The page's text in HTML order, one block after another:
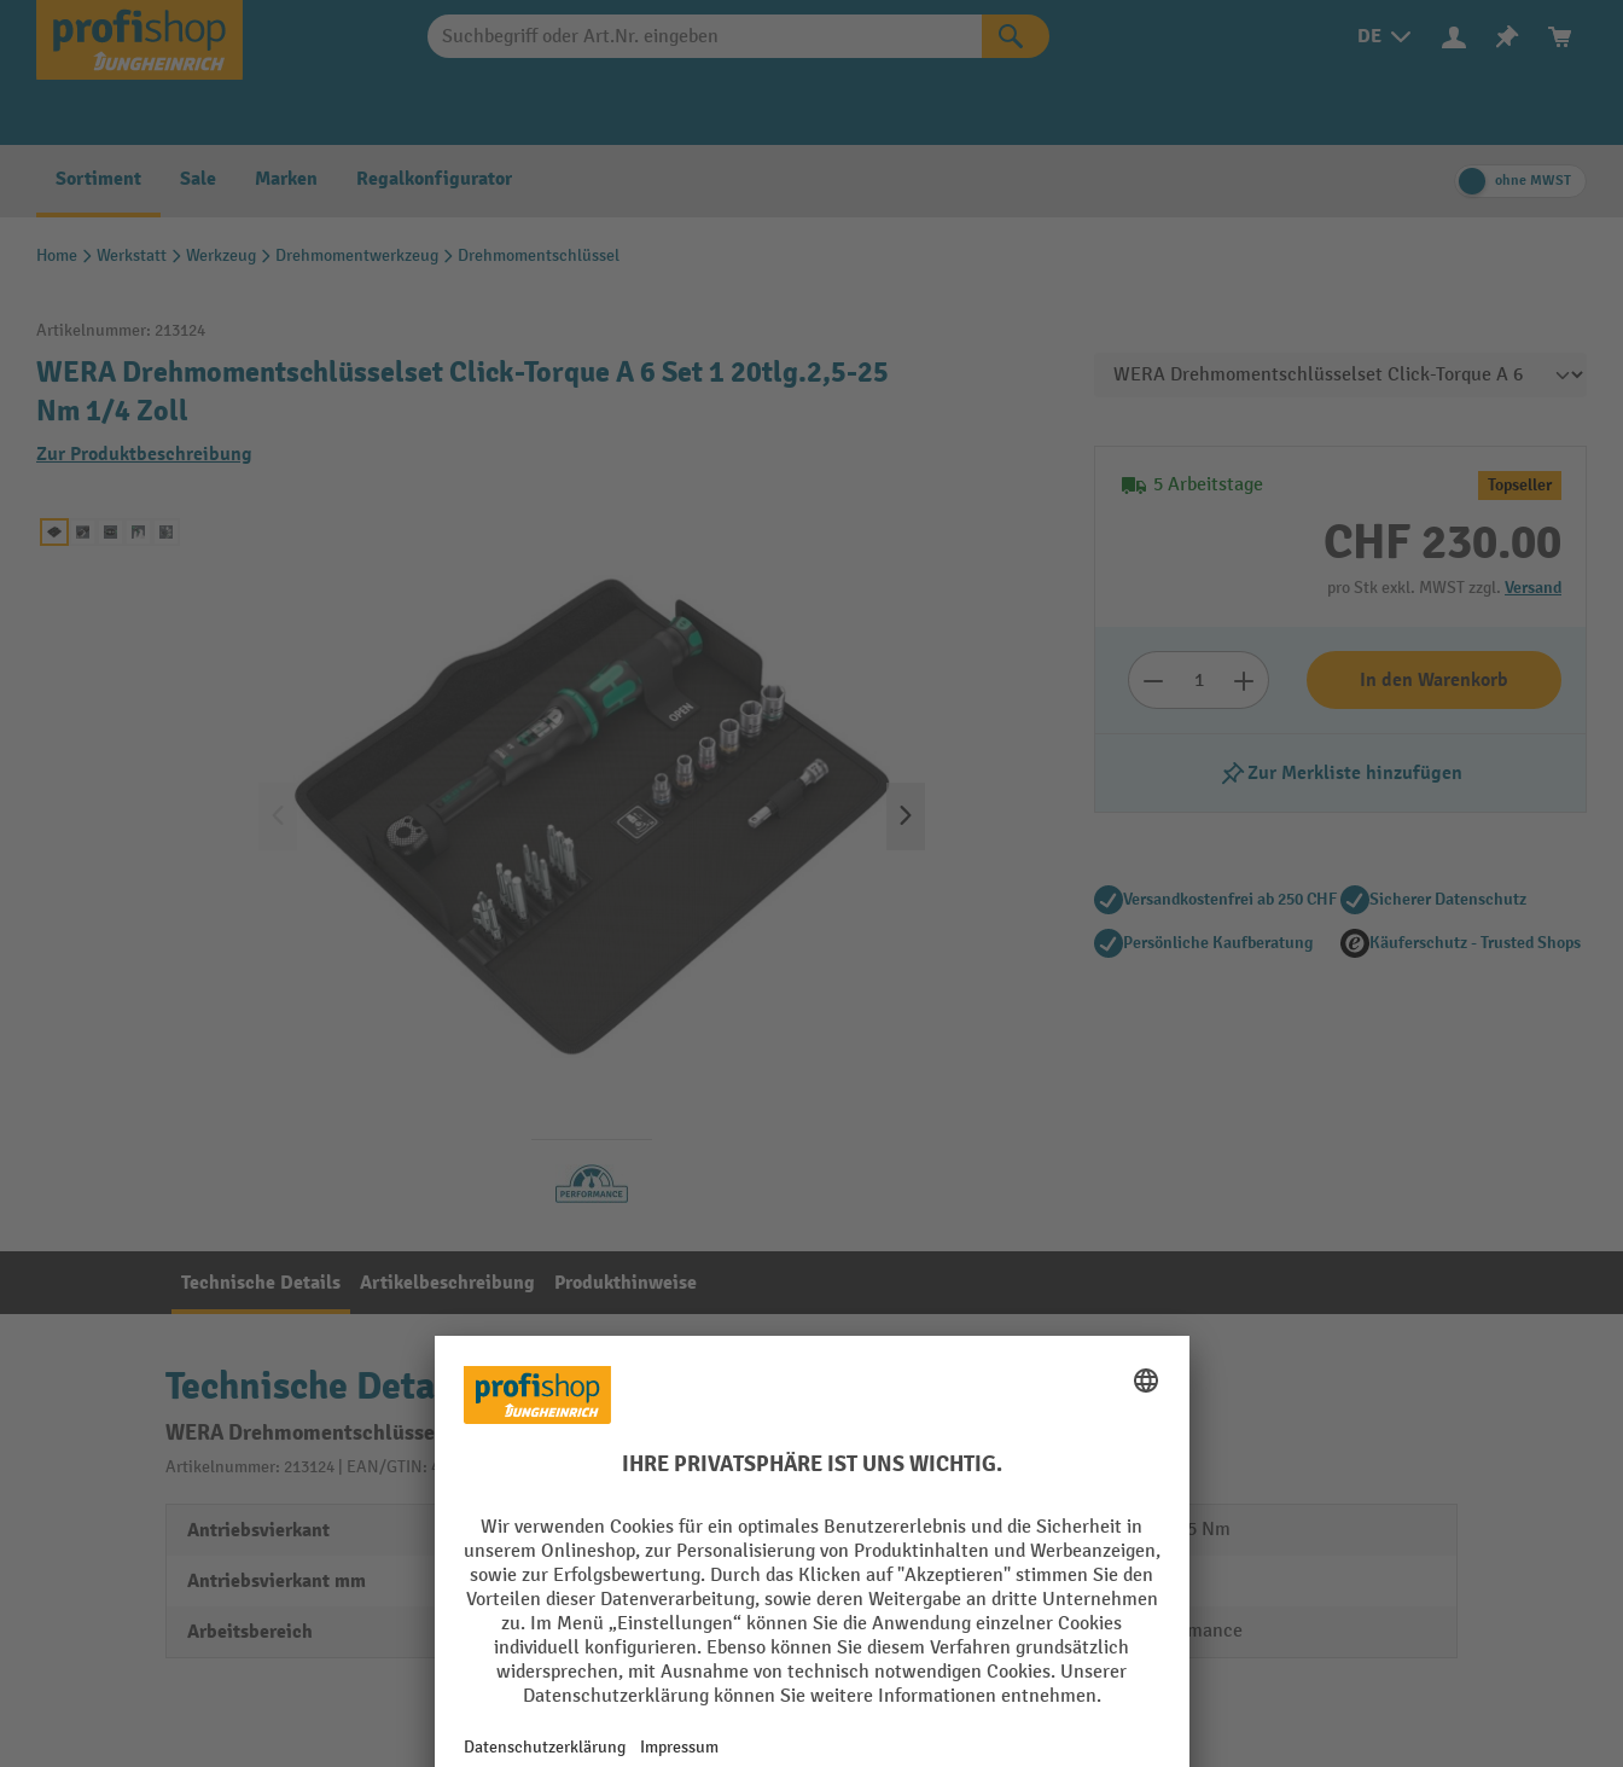
Zur Hauptnavigation springen DE
Sortiment Sale Marken Regalkonfigurator ohne MWST
Home Werkstatt Werkzeug Drehmomentwerkzeug Drehmomentschlüssel
Artikelnummer: 213124
WERA Drehmomentschlüsselset Click-Torque A 6 Set 1 20tlg.2,5-25
Nm 1/4 Zoll
Zur Produktbeschreibung
5 Arbeitstage Topseller
CHF 230.00
pro Stk exkl. MWST zzgl. Versand
In den Warenkorb
Zur Merkliste hinzufügen
Versandkostenfrei ab 250 CHF Sicherer Datenschutz
Persönliche Kaufberatung Käuferschutz - Trusted Shops
Technische Details Artikelbeschreibung Produkthinweise
Technische Details
WERA Drehmomentschlüsselset Click-Torque A 6 Set 1 20tlg.2,5-25 Nm 1/4 Zoll
Artikelnummer: 213124 | EAN/GTIN: 4013288205643 Aus der Kategorie:Drehmomentschlüssel
Antriebsvierkant 1/4 ″
Antriebsvierkant mm 6,3 mm
Arbeitsbereich 1 - 18 lbf.ft
Arbeitsbereich Nm 2,5 - 25 Nm
Marke Wera
Segment Performance